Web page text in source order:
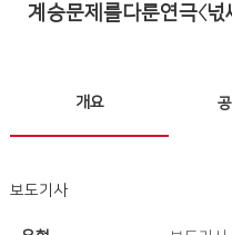
계승문제를다룬연극〈넋
개요
보도기사